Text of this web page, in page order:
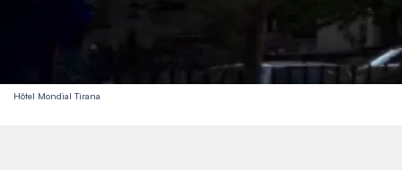
Hôtel Mondial Tirana